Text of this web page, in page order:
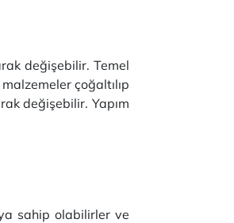
değişebilir. Temel
çoğaltılıp
değişebilir. Yapım
sahip olabilirler ve